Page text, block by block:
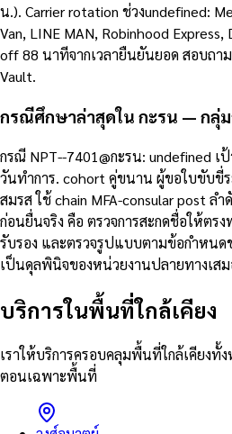
น.). Carrier rotation ช่วงundefined:
Van, LINE MAN, Robinhood
off 88 นาทีจากเวลายืนยันยอด สอบถา
Vault.
กรณีศึกษาล่าสุดใน กะรน — กลุ่
กรณี NPT--7401@กะรน: undefined
วันทำการ. cohort คู่ขนาน ผู้ขอใบขับขี่
สมรส ใช้ chain MFA-consular post
ก่อนยื่นจริง คือ ตรวจการสะกดชื่อให้ตร
รับรอง และตรวจรูปแบบตามข้อกำหนด
เป็นดุลพินิจของหน่วยงานปลายทางเสม
บริการในพื้นที่ใกล้เคียง
เราให้บริการครอบคลุมพื้นที่ใกล้เคียงทั้
ตอนเฉพาะพื้นที่